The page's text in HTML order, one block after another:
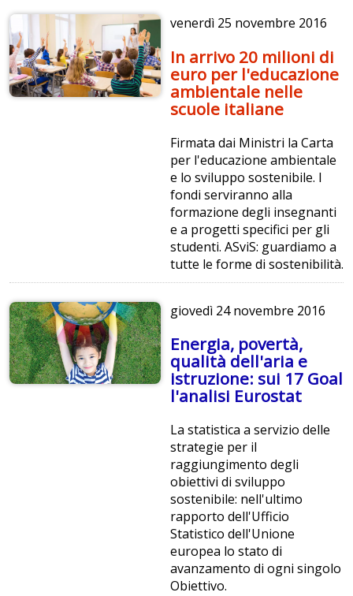
venerdì 25 novembre 2016
In arrivo 20 milioni di
euro per l'educazione
ambientale nelle
scuole italiane
Firmata dai Ministri la Carta
per l'educazione ambientale
e lo sviluppo sostenibile. I
fondi serviranno alla
formazione degli insegnanti
e a progetti specifici per gli
studenti. ASviS: guardiamo a
tutte le forme di sostenibilità.
giovedì 24 novembre 2016
Energia, povertà,
qualità dell'aria e
istruzione: sui 17 Goal
l'analisi Eurostat
La statistica a servizio delle
strategie per il
raggiungimento degli
obiettivi di sviluppo
sostenibile: nell'ultimo
rapporto dell'Ufficio
Statistico dell'Unione
europea lo stato di
avanzamento di ogni singolo
Obiettivo.